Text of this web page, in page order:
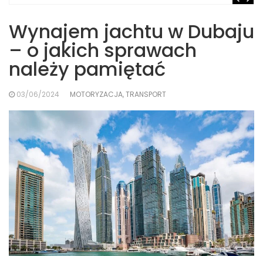
Wynajem jachtu w Dubaju
– o jakich sprawach
należy pamiętać
03/06/2024 MOTORYZACJA, TRANSPORT